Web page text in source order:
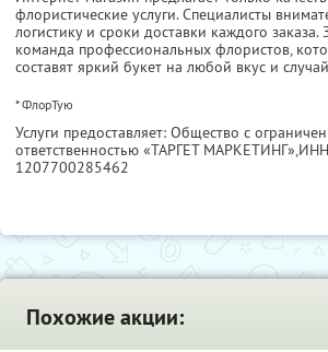
флористические услуги. Специалисты
логистику и сроки доставки каждого заказа.
команда профессиональных флористов,
составят яркий букет на любой вкус и
* ФлорТую
Услуги предоставляет: Общество с
ответственностью «ТАРГЕТ МАРКЕТИНГ»,
1207700285462
Похожие акции: